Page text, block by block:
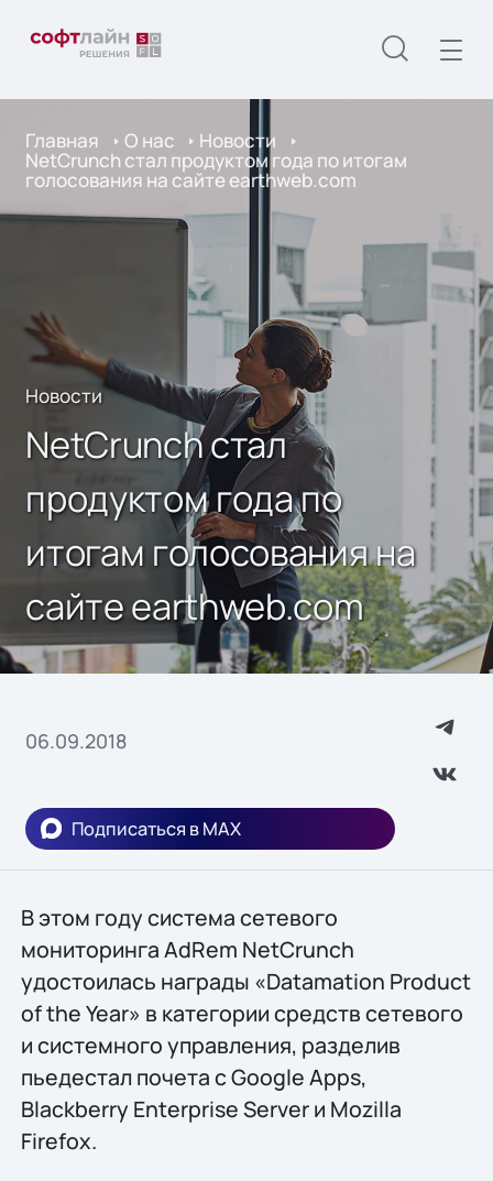
Главная О нас Новости
NetCrunch стал продуктом года по итогам
голосования на сайте earthweb.com
Новости
NetCrunch стал
продуктом года по
итогам голосования на
сайте earthweb.com
06.09.2018
Подписаться в MAX
В этом году система сетевого
мониторинга AdRem NetCrunch
удостоилась награды «Datamation Product
of the Year» в категории средств сетевого
и системного управления, разделив
пьедестал почета с Google Apps,
Blackberry Enterprise Server и Mozilla
Firefox.